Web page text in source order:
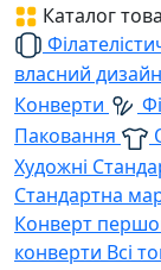
Каталог
власний
Конверти
Паковання
Художні
Стандартна
Конверт
конверти Всі